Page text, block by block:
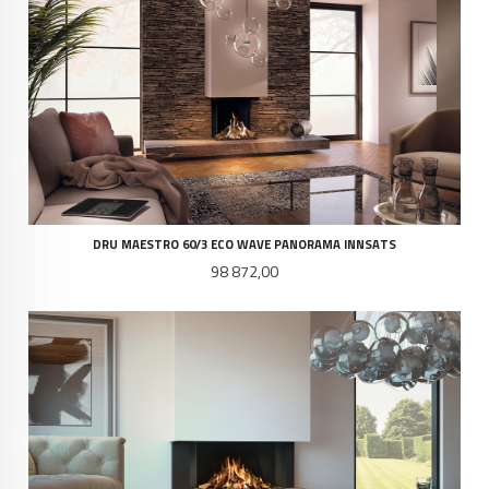
DRU MAESTRO 60/3 ECO WAVE PANORAMA INNSATS
Pris
98 872,00